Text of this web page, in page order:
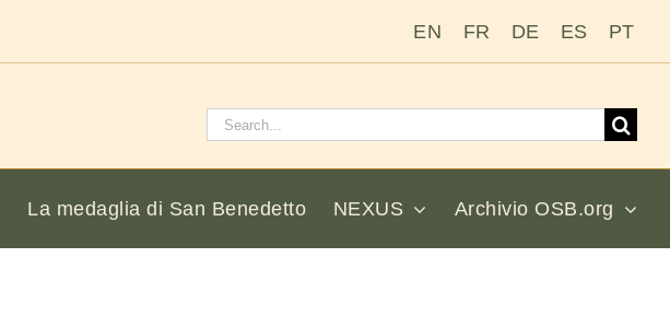
EN FR DE ES PT
Cerca:
La medaglia di San Benedetto NEXUS Archivio OSB.org